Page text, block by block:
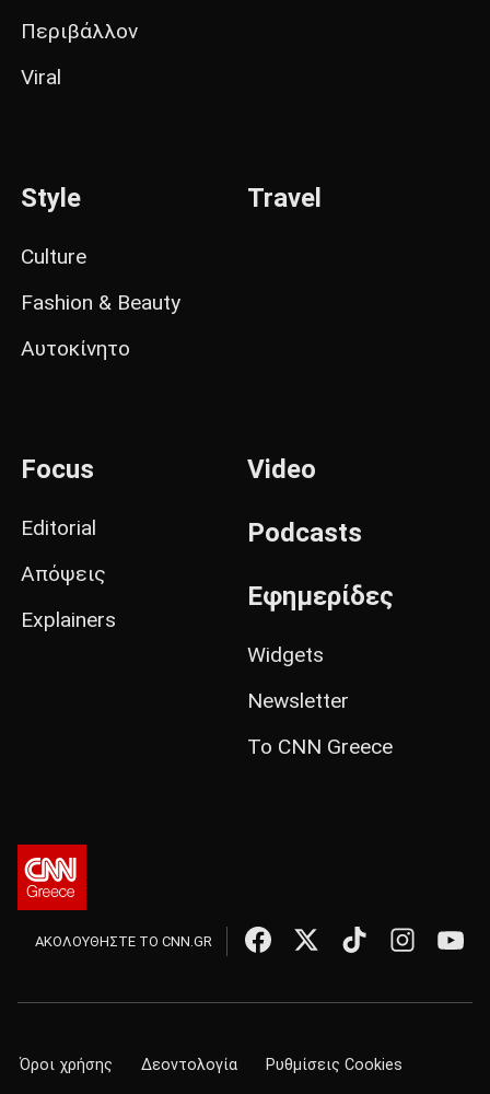
Περιβάλλον
Viral
Style
Culture
Fashion & Beauty
Αυτοκίνητο
Travel
Focus
Editorial
Απόψεις
Explainers
Video
Podcasts
Εφημερίδες
Widgets
Newsletter
Το CNN Greece
ΑΚΟΛΟΥΘΗΣΤΕ ΤΟ CNN.GR
Όροι χρήσης Δεοντολογία Ρυθμίσεις Cookies